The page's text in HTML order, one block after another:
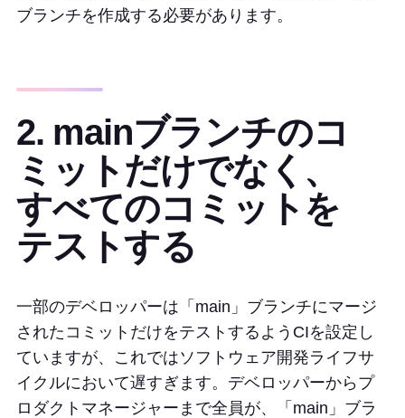
ブランチを作成する必要があります。
2. mainブランチのコ
ミットだけでなく、
すべてのコミットを
テストする
一部のデベロッパーは「main」ブランチにマージ
されたコミットだけをテストするようCIを設定し
ていますが、これではソフトウェア開発ライフサ
イクルにおいて遅すぎます。デベロッパーからプ
ロダクトマネージャーまで全員が、「main」ブラ